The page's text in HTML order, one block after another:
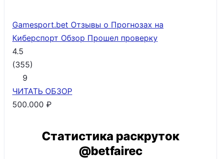
Gamesport.bet Отзывы о Прогнозах на
Киберспорт Обзор Прошел проверку
4.5
(355)
9
ЧИТАТЬ ОБЗОР
500.000 ₽
Статистика раскруток
@betfairec